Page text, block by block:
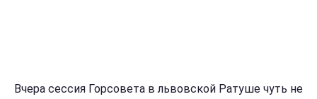
Вчера сессия Горсовета в львовской Ратуше чуть не